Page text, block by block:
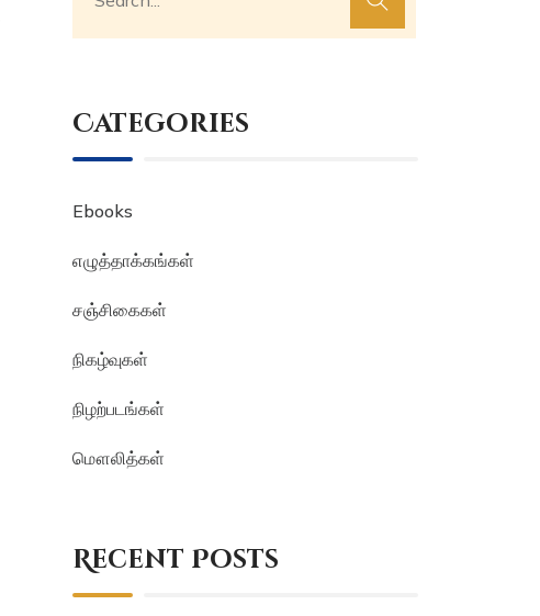
Categories
Ebooks
எழுத்தாக்கங்கள்
சஞ்சிகைகள்
நிகழ்வுகள்
நிழற்படங்கள்
மௌலித்கள்
Recent Posts